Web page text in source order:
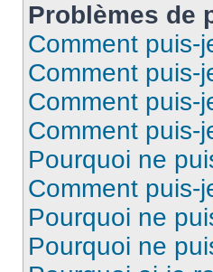
Problèmes de
Comment puis-
Comment puis-
Comment puis-
Comment puis-
Pourquoi ne
Comment puis-
Pourquoi ne
Pourquoi ne